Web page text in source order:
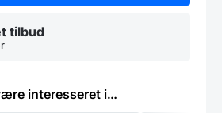
tilbud
interesseret i…